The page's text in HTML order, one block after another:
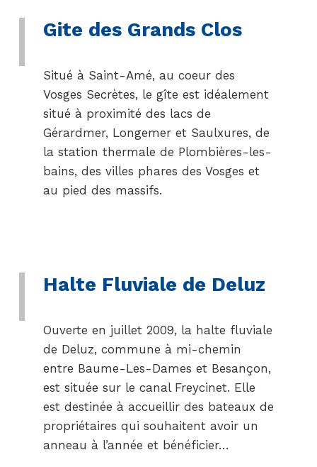
Gite des Grands Clos
Situé à Saint-Amé, au coeur des
Vosges Secrètes, le gîte est idéalement
situé à proximité des lacs de
Gérardmer, Longemer et Saulxures, de
la station thermale de Plombières-les-
bains, des villes phares des Vosges et
au pied des massifs.
Halte Fluviale de Deluz
Ouverte en juillet 2009, la halte fluviale
de Deluz, commune à mi-chemin
entre Baume-Les-Dames et Besançon,
est située sur le canal Freycinet. Elle
est destinée à accueillir des bateaux de
propriétaires qui souhaitent avoir un
anneau à l’année et bénéficier…